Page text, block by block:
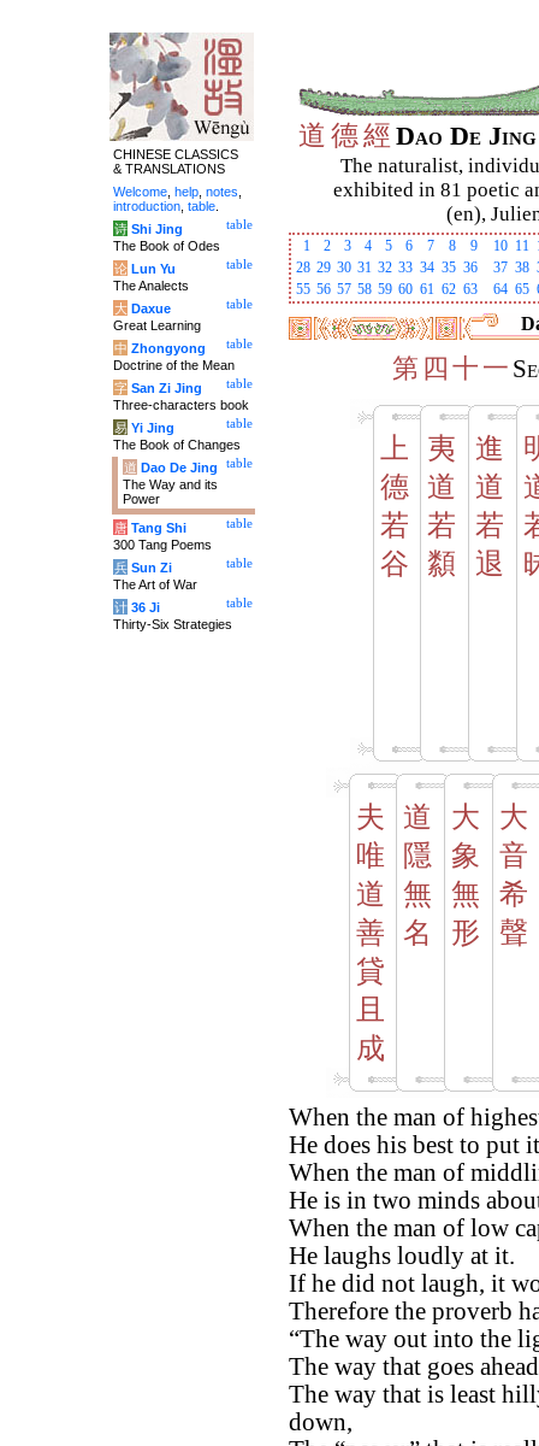
道 德經 Dao De
The naturalist,
exhibited in 81 poetic
(en),
1 2 3 4 5 6 7 8 9 10 11
28 29 30 31 32 33 34 35 36 37 38
55 56 57 58 59 60 61 62 63 64 65
第 四 十 一
上
德
若
谷
夷
道
若
纇
進
道
若
退
夫
唯
道
善
貸
且
成
道
隱
無
名
大
象
無
形
大
音
希
聲
When the man of
He does his best to put
When the man of
He is in two minds
When the man of low
He laughs loudly at it.
If he did not laugh, it
Therefore the proverb
“The way out into the
The way that goes
The way that is least
down,
CHINESE CLASSICS
& TRANSLATIONS
Welcome help notes
introduction table
table
诗 Shi Jing
The Book of Odes
table
论 Lun Yu
The Analects
table
大 Daxue
Great Learning
table
中 Zhongyong
Doctrine of the Mean
table
字 San Zi Jing
Three-characters book
table
易 Yi Jing
The Book of Changes
table
道 Dao De Jing
The Way and its
Power
table
唐 Tang Shi
300 Tang Poems
table
兵 Sun Zi
The Art of War
table
计 36 Ji
Thirty-Six Strategies